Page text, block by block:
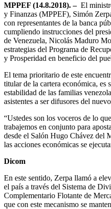
MPPEF (14.8.2018). –El
y Finanzas (MPPEF), Simón
con representantes de la banca
cumpliendo instrucciones del
de Venezuela, Nicolás Maduro
estrategias del Programa de
y Prosperidad en beneficio del
El tema prioritario de este
titular de la cartera económica, es
estabilidad de las familias
asistentes a ser difusores del
“Ustedes son los voceros de lo
trabajemos en conjunto para
desde el Salón Hugo Chávez del
las acciones económicas se
Dicom
En este sentido, Zerpa llamó a
el país a través del Sistema de
Complementario Flotante de
que con este mecanismo se